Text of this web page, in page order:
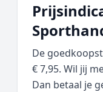
De
€ 7,95. Wil jij
Dan betaal je